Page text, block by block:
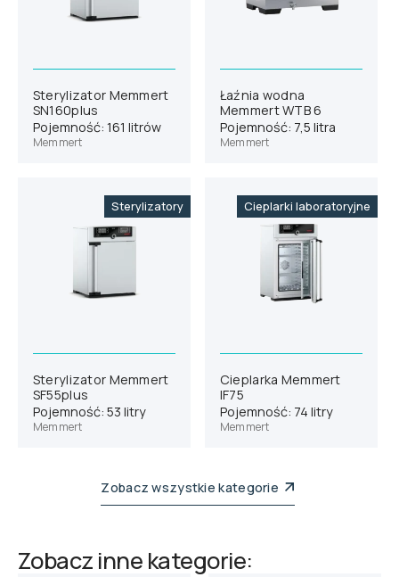
Sterylizator Memmert
SN160plus
Pojemność: 161 litrów
Memmert
Łaźnia wodna
Memmert WTB 6
Pojemność: 7,5 litra
Memmert
Sterylizatory
Sterylizator Memmert
SF55plus
Pojemność: 53 litry
Memmert
Cieplarki laboratoryjne
Cieplarka Memmert
IF75
Pojemność: 74 litry
Memmert
Zobacz wszystkie kategorie
Zobacz inne kategorie: